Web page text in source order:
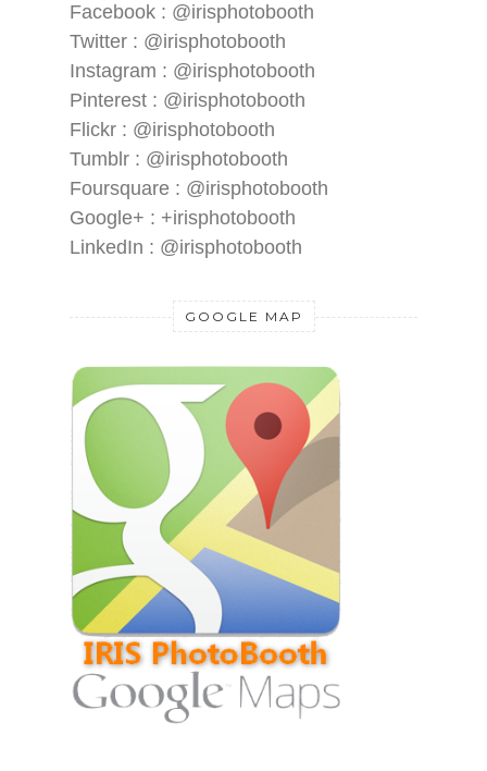
Facebook : @irisphotobooth
Twitter : @irisphotobooth
Instagram : @irisphotobooth
Pinterest : @irisphotobooth
Flickr : @irisphotobooth
Tumblr : @irisphotobooth
Foursquare : @irisphotobooth
Google+ : +irisphotobooth
LinkedIn : @irisphotobooth
GOOGLE MAP